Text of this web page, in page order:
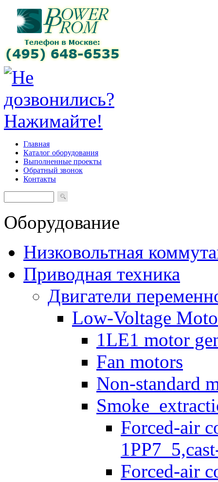
Главная
Каталог оборудования
Выполненные проекты
Обратный звонок
Контакты
Оборудование
Низковольтная
Приводная техника
Двигатели
Low-Voltage
1LE1 motor
Fan motors
Non-standard
Forced-air
Forced-air